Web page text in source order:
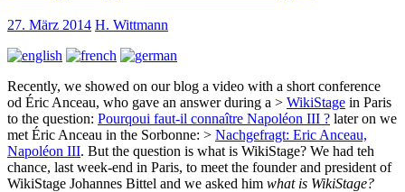
27. März 2014 H. Wittmann
Recently, we showed on our blog a video with a short conference
od Éric Anceau, who gave an answer during a > WikiStage in Paris
to the question: Pourqoui faut-il connaître Napoléon III ? later on we
met Éric Anceau in the Sorbonne: > Nachgefragt: Eric Anceau,
Napoléon III. But the question is what is WikiStage? We had teh
chance, last week-end in Paris, to meet the founder and president of
WikiStage Johannes Bittel and we asked him what is WikiStage?